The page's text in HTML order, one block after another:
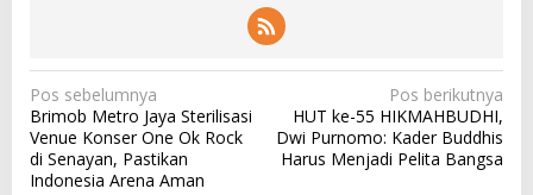
N
a
v
Pos sebelumnya
Brimob Metro Jaya Sterilisasi
Venue Konser One Ok Rock
di Senayan, Pastikan
Indonesia Arena Aman
Pos berikutnya
HUT ke-55 HIKMAHBUDHI,
Dwi Purnomo: Kader Buddhis
Harus Menjadi Pelita Bangsa